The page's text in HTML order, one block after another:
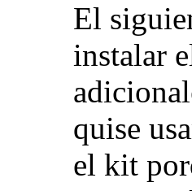
El
instalar
quise
el kit